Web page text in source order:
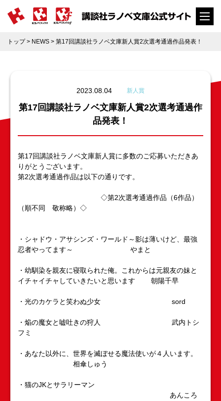
トップ> NEWS > 第17回講談社ラノベ文庫新人賞2次選考通過作品発表！
2023.08.04 新人賞
第17回講談社ラノベ文庫新人賞2次選考通過作
品発表！
第17回講談社ラノベ文庫新人賞に多数のご応募いただきあ
りがとうございます。
第2次選考通過作品は以下の通りです。
◇第2次選考通過作品（6作品）
（順不同 敬称略）◇
・シャドウ・アサシンズ・ワールド～影は薄いけど、最強
忍者やってます～ やまと
・幼馴染を親友に寝取られた俺。これからは元親友の妹と
イチャイチャしていきたいと思います 朝陽千早
・光のカケラと笑わぬ少女 sord
・焔の魔女と嘘吐きの狩人 武内トシ
フミ
・あなた以外に、世界を滅ぼせる魔法使いが４人います。
相傘しゅう
・猫のJKとサラリーマン
あんころ